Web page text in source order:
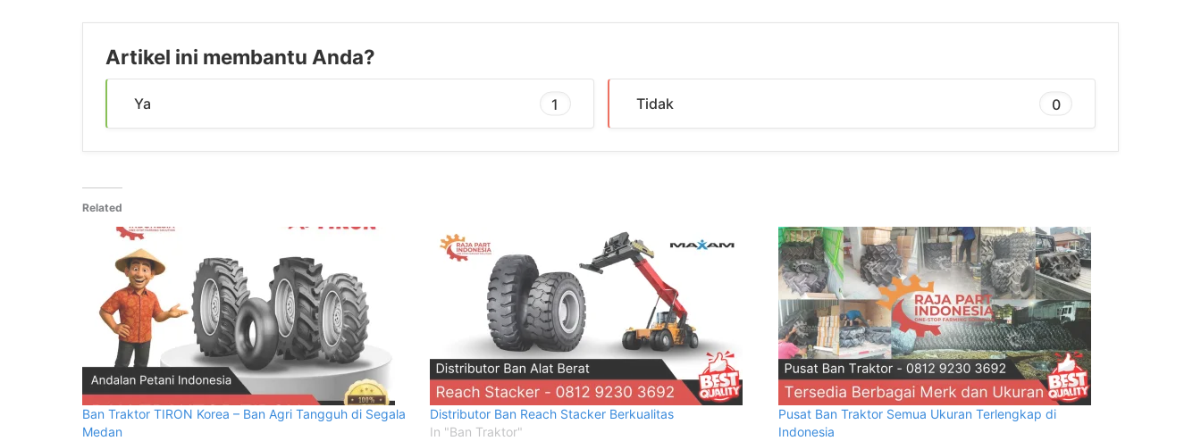
Artikel ini membantu Anda?
Ya 1 Tidak 0
Related
Ban Traktor TIRON Korea – Ban Agri Tangguh di Segala
Medan
Distributor Ban Reach Stacker Berkualitas
In "Ban Traktor"
Pusat Ban Traktor Semua Ukuran Terlengkap di
Indonesia